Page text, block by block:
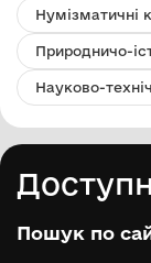
Нумізматичні
Природничо-
Науково-
Пошук по